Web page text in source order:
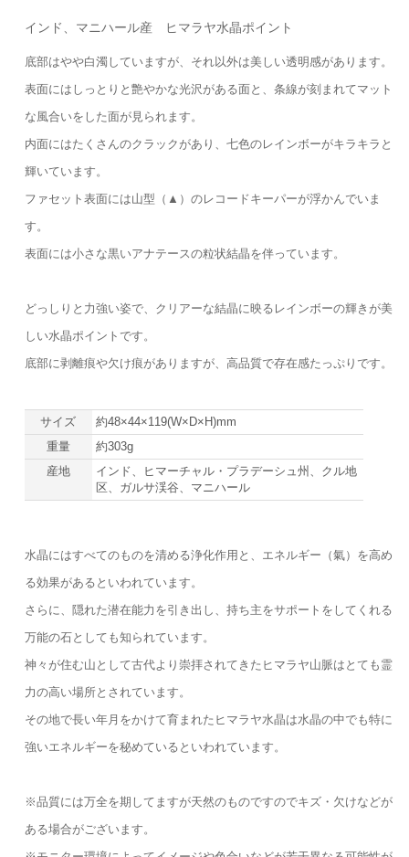
インド、マニハール産 ヒマラヤ水晶ポイント
底部はやや白濁していますが、それ以外は美しい透明感があります。
表面にはしっとりと艶やかな光沢がある面と、条線が刻まれてマット
な風合いをした面が見られます。
内面にはたくさんのクラックがあり、七色のレインボーがキラキラと
輝いています。
ファセット表面には山型（▲）のレコードキーパーが浮かんでいま
す。
表面には小さな黒いアナテースの粒状結晶を伴っています。
どっしりと力強い姿で、クリアーな結晶に映るレインボーの輝きが美
しい水晶ポイントです。
底部に剥離痕や欠け痕がありますが、高品質で存在感たっぷりです。
サイズ
約48×44×119(W×D×H)mm
重量
約303g
産地
インド、ヒマーチャル・プラデーシュ州、クル地
区、ガルサ渓谷、マニハール
水晶にはすべてのものを清める浄化作用と、エネルギー（氣）を高め
る効果があるといわれています。
さらに、隠れた潜在能力を引き出し、持ち主をサポートをしてくれる
万能の石としても知られています。
神々が住む山として古代より崇拝されてきたヒマラヤ山脈はとても霊
力の高い場所とされています。
その地で長い年月をかけて育まれたヒマラヤ水晶は水晶の中でも特に
強いエネルギーを秘めているといわれています。
※品質には万全を期してますが天然のものですのでキズ・欠けなどが
ある場合がございます。